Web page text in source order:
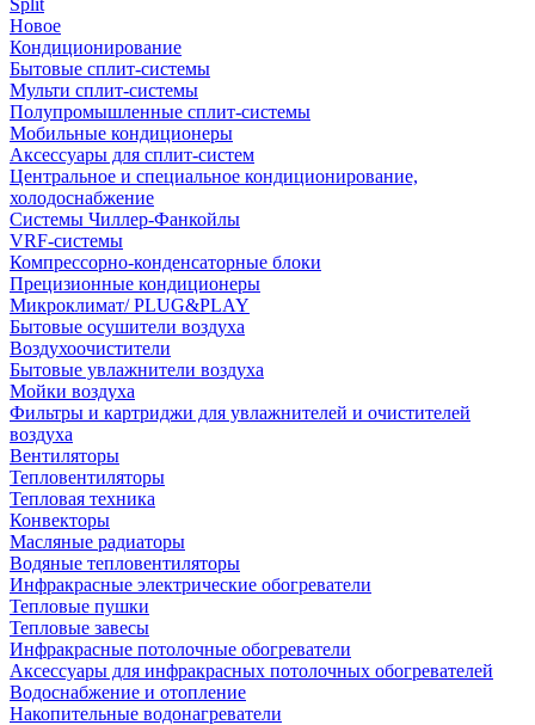
Split
Новое
Кондиционирование
Бытовые сплит-системы
Мульти сплит-системы
Полупромышленные сплит-системы
Мобильные кондиционеры
Аксессуары для сплит-систем
Центральное и специальное кондиционирование,
холодоснабжение
Системы Чиллер-Фанкойлы
VRF-системы
Компрессорно-конденсаторные блоки
Прецизионные кондиционеры
Микроклимат/ PLUG&PLAY
Бытовые осушители воздуха
Воздухоочистители
Бытовые увлажнители воздуха
Мойки воздуха
Фильтры и картриджи для увлажнителей и очистителей
воздуха
Вентиляторы
Тепловентиляторы
Тепловая техника
Конвекторы
Масляные радиаторы
Водяные тепловентиляторы
Инфракрасные электрические обогреватели
Тепловые пушки
Тепловые завесы
Инфракрасные потолочные обогреватели
Аксессуары для инфракрасных потолочных обогревателей
Водоснабжение и отопление
Накопительные водонагреватели